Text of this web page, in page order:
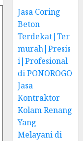
Jasa Coring
Beton
Terdekat|Ter
murah|Presis
i|Profesional
di PONOROGO
Jasa
Kontraktor
Kolam Renang
Yang
Melayani di